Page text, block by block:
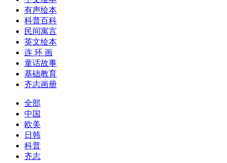
有声绘本
科普百科
民间寓言
英文绘本
连 环 画
童话故事
基础教育
齐志画册
全部
中国
欧美
日韩
科普
齐志